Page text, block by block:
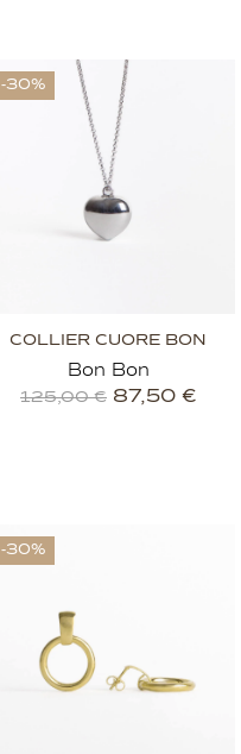
-30%
COLLIER CUORE BON
Bon Bon
125,00€ 87,50 €
-30%